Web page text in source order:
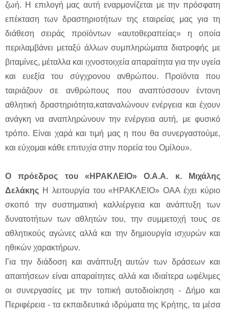
ζωή. Η επιλογή μας αυτή εναρμονίζεται με την πρόσφατη
επέκταση των δραστηριοτήτων της εταιρείας μας για τη
διάθεση σειράς προϊόντων «αυτοθεραπείας» η οποία
περιλαμβάνει μεταξύ άλλων συμπληρώματα διατροφής με
βιταμίνες, μέταλλα και ιχνοστοιχεία απαραίτητα για την υγεία
και ευεξία του σύγχρονου ανθρώπου. Προϊόντα που
ταιριάζουν σε ανθρώπους που αναπτύσσουν έντονη
αθλητική δραστηριότητα,καταναλώνουν ενέργεια και έχουν
ανάγκη να αναπληρώνουν την ενέργεια αυτή, με φυσικό
τρόπο. Είναι χαρά και τιμή μας η που θα συνεργαστούμε,
και εύχομαι κάθε επιτυχία στην πορεία του Ομίλου».
Ο πρόεδρος του «ΗΡΑΚΛΕΙΟ» Ο.Α.Α. κ. Μιχάλης
Δελάκης Η λειτουργία του «ΗΡΑΚΛΕΙΟ» ΟΑΑ έχει κύριο
σκοπό την συστηματική καλλιέργεια και ανάπτυξη των
δυνατοτήτων των αθλητών του, την συμμετοχή τους σε
αθλητικούς αγώνες αλλά και την δημιουργία ισχυρών και
ηθικών χαρακτήρων.
Για την διάδοση και ανάπτυξη αυτών των δράσεων και
απαιτήσεων είναι απαραίτητες αλλά και ιδιαίτερα ωφέλιμες
οι συνεργασίες με την τοπική αυτοδιοίκηση - Δήμο και
Περιφέρεια - τα εκπαιδευτικά ιδρύματα της Κρήτης, τα μέσα